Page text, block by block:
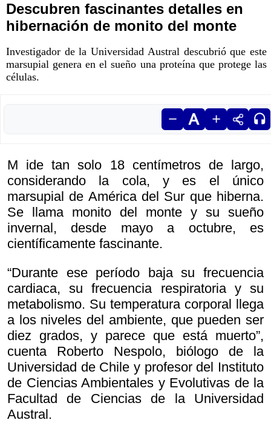
Descubren fascinantes detalles en
hibernación de monito del monte
Investigador de la Universidad Austral descubrió que este
marsupial genera en el sueño una proteína que protege las
células.
M ide tan solo 18 centímetros de largo,
considerando la cola, y es el único
marsupial de América del Sur que hiberna.
Se llama monito del monte y su sueño
invernal, desde mayo a octubre, es
científicamente fascinante.
“Durante ese período baja su frecuencia
cardiaca, su frecuencia respiratoria y su
metabolismo. Su temperatura corporal llega
a los niveles del ambiente, que pueden ser
diez grados, y parece que está muerto”,
cuenta Roberto Nespolo, biólogo de la
Universidad de Chile y profesor del Instituto
de Ciencias Ambientales y Evolutivas de la
Facultad de Ciencias de la Universidad
Austral.